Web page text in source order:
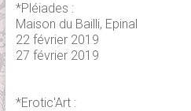
*Pléiades :
Maison du Bailli, Epinal
22 février 2019
27 février 2019
*Erotic'Art :